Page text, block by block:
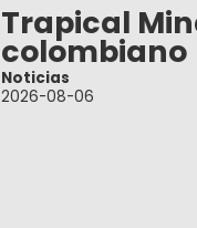
Trapical
colombiano
Noticias
2026-08-06